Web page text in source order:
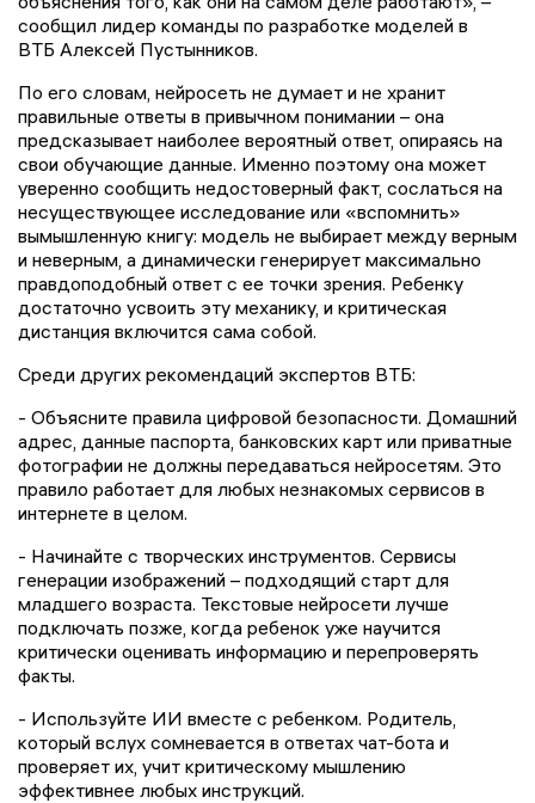
сообщил лидер команды по разработке моделей в
ВТБ Алексей Пустынников.
По его словам, нейросеть не думает и не хранит
правильные ответы в привычном понимании – она
предсказывает наиболее вероятный ответ, опираясь на
свои обучающие данные. Именно поэтому она может
уверенно сообщить недостоверный факт, сослаться на
несуществующее исследование или «вспомнить»
вымышленную книгу: модель не выбирает между верным
и неверным, а динамически генерирует максимально
правдоподобный ответ с ее точки зрения. Ребенку
достаточно усвоить эту механику, и критическая
дистанция включится сама собой.
Среди других рекомендаций экспертов ВТБ:
- Объясните правила цифровой безопасности. Домашний
адрес, данные паспорта, банковских карт или приватные
фотографии не должны передаваться нейросетям. Это
правило работает для любых незнакомых сервисов в
интернете в целом.
- Начинайте с творческих инструментов. Сервисы
генерации изображений – подходящий старт для
младшего возраста. Текстовые нейросети лучше
подключать позже, когда ребенок уже научится
критически оценивать информацию и перепроверять
факты.
- Используйте ИИ вместе с ребенком. Родитель,
который вслух сомневается в ответах чат-бота и
проверяет их, учит критическому мышлению
эффективнее любых инструкций.